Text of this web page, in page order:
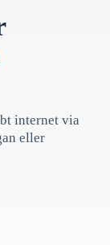
internet via
eller